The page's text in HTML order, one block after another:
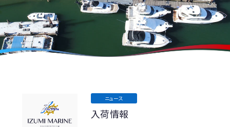
ニュース
入荷情報